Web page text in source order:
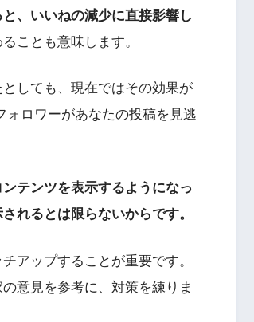
、いいねの減少に直接影響し
ことも意味します。
しても、現在ではその効果が
ロワーがあなたの投稿を見逃
テンツを表示するようになっ
れるとは限らないからです。
アップすることが重要です。
意見を参考に、対策を練りま